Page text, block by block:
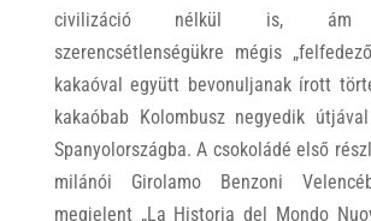
civilizáció nélkül is, ám
szerencsétlenségükre mégis
kakaóval együtt bevonuljanak írott
kakaóbab Kolombusz negyedik
Spanyolországba. A csokoládé első
milánói Girolamo Benzoni
megjelent „La Historia del Mondo